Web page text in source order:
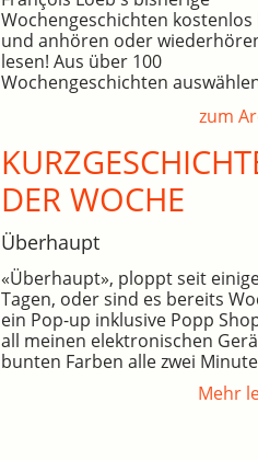
Wochengeschichten kostenlos
und anhören oder
lesen! Aus über 100
Wochengeschichten
zum
DER WOCHE
Überhaupt
«Überhaupt», ploppt seit
Tagen, oder sind es bereits
ein Pop-up inklusive Popp
all meinen elektronischen
bunten Farben alle zwei
Mehr